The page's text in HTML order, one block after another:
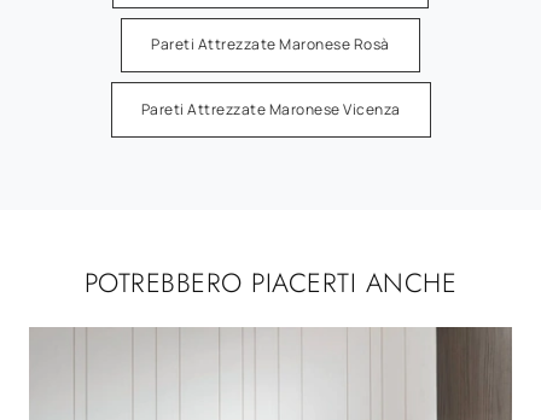
Pareti Attrezzate Maronese Rosà
Pareti Attrezzate Maronese Vicenza
POTREBBERO PIACERTI ANCHE